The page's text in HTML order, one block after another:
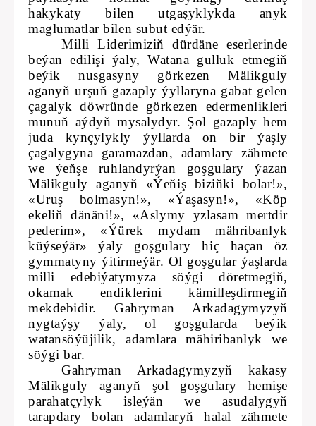
hakykaty bilen utgaşyklykda anyk
maglumatlar bilen subut edýär.
Milli Liderimiziň dürdäne eserlerinde
beýan edilişi ýaly, Watana gulluk etmegiň
beýik nusgasyny görkezen Mälikguly
aganyň urşuň gazaply ýyllaryna gabat gelen
çagalyk döwründe görkezen edermenlikleri
munuň aýdyň mysalydyr. Şol gazaply hem
juda kynçylykly ýyllarda on bir ýaşly
çagalygyna garamazdan, adamlary zähmete
we ýeňşe ruhlandyrýan goşgulary ýazan
Mälikguly aganyň «Ýeňiş biziňki bolar!»,
«Uruş bolmasyn!», «Ýaşasyn!», «Köp
ekeliň dänäni!», «Aslymy yzlasam mertdir
pederim», «Ýürek mydam mähribanlyk
küýseýär» ýaly goşgulary hiç haçan öz
gymmatyny ýitirmeýär. Ol goşgular ýaşlarda
milli edebiýatymyza söýgi döretmegiň,
okamak endiklerini kämilleşdirmegiň
mekdebidir. Gahryman Arkadagymyzyň
nygtaýşy ýaly, ol goşgularda beýik
watansöýüjilik, adamlara mähiribanlyk we
söýgi bar.
Gahryman Arkadagymyzyň kakasy
Mälikguly aganyň şol goşgulary hemişe
parahatçylyk isleýän we asudalygyň
tarapdary bolan adamlaryň halal zähmete